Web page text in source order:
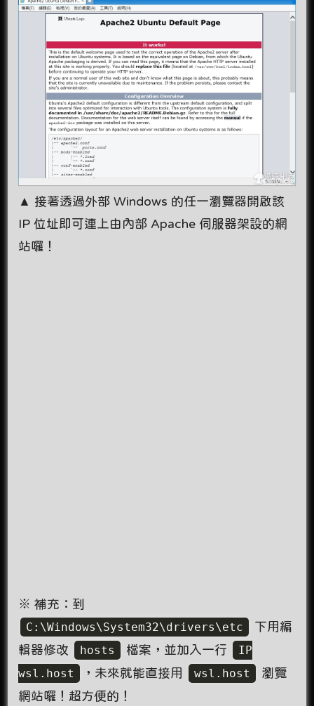
▲ 接著透過外部 Windows 的任一瀏覽器開啟該
IP 位址即可連上由內部 Apache 伺服器架設的網
站囉！
※ 補充：到
C:\Windows\System32\drivers\etc
下用編
輯器修改
hosts 檔案，並加入一行
IP
wsl.host
，未來就能直接用 wsl.host
瀏覽
網站囉！超方便的！